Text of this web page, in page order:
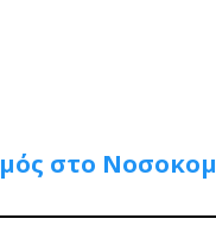
στο